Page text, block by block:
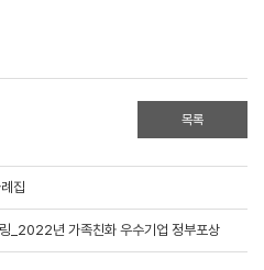
목록
집
_2022년 가족친화 우수기업 정부포상